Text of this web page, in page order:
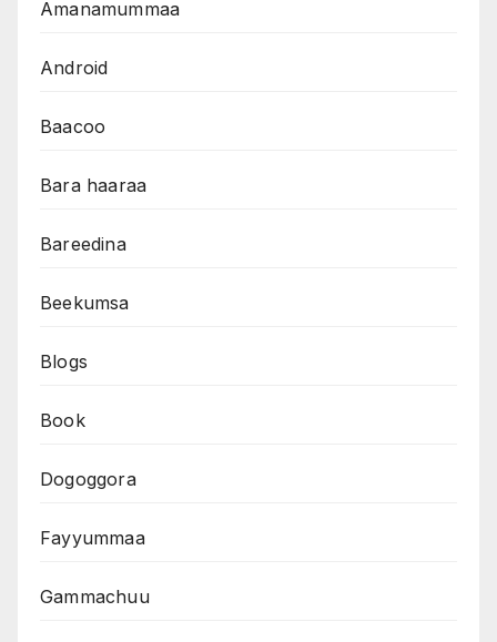
Amanamummaa
Android
Baacoo
Bara haaraa
Bareedina
Beekumsa
Blogs
Book
Dogoggora
Fayyummaa
Gammachuu